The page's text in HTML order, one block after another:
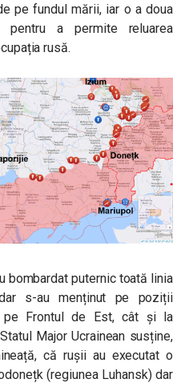
pe fundul mării, iar o a doua
a permite reluarea
rusă.
bombardat puternic toată linia
s-au menținut pe poziții
pe Frontul de Est, cât și la
Major Ucrainean susține,
că rușii au executat o
(regiunea Luhansk) dar